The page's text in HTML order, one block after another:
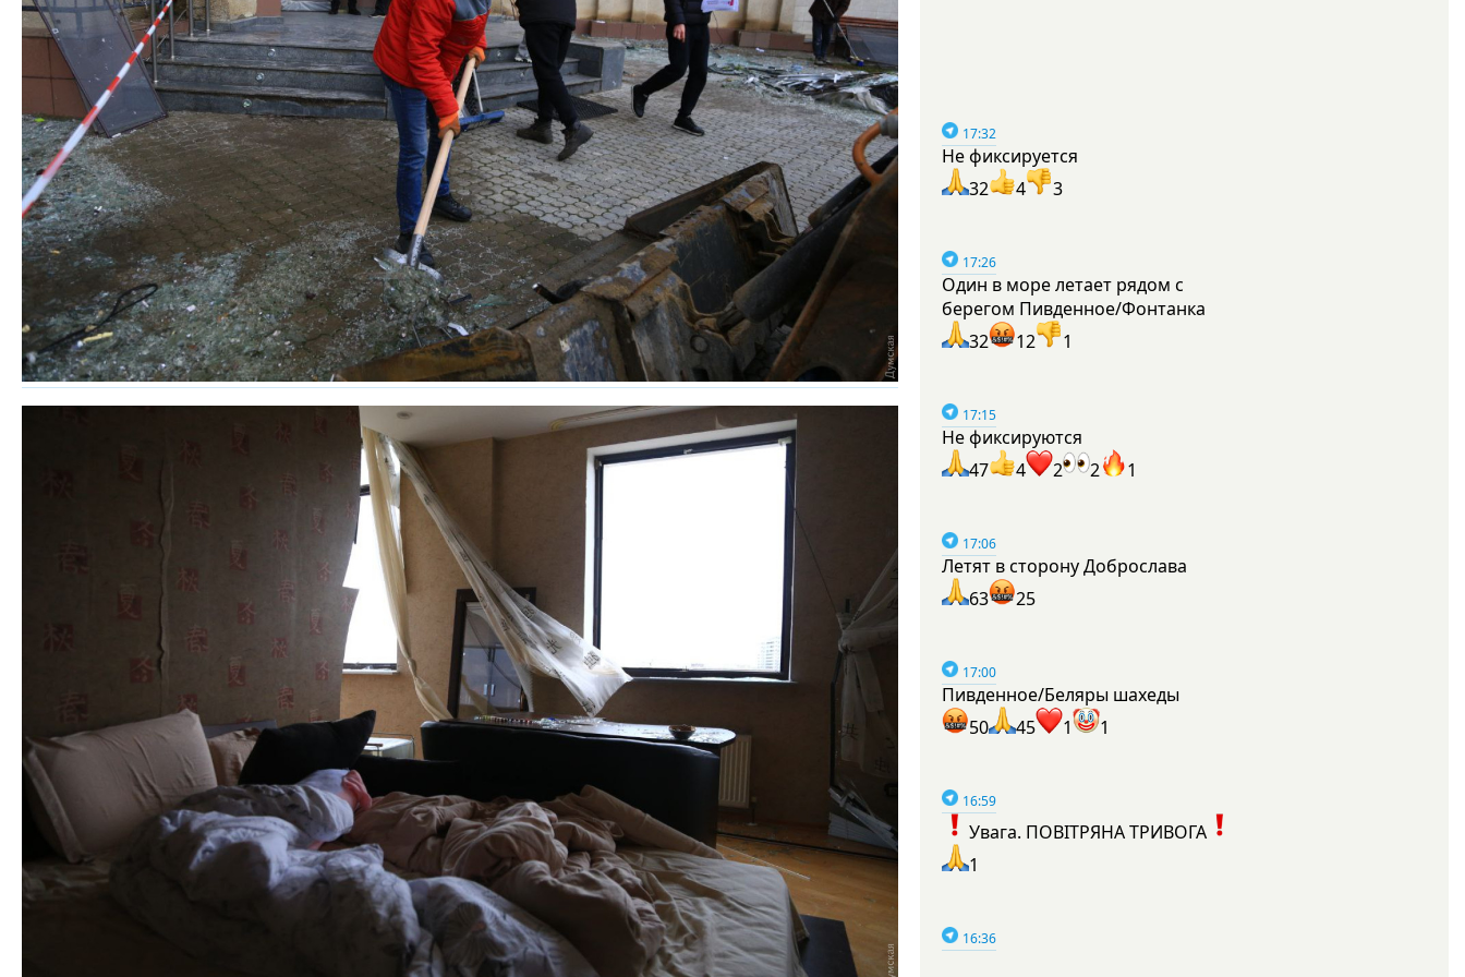
17:32
Не фиксируется
32
4 3
17:26
Один в море летает рядом с
берегом Пивденное/Фонтанка
32
12 1
17:15
Не фиксируются
47
4 2 2 1
17:06
Летят в сторону Доброслава
63
25
17:00
Пивденное/Беляры шахеды
50
45 1 1
16:59
Увага. ПОВІТРЯНА ТРИВОГА
1
16:36